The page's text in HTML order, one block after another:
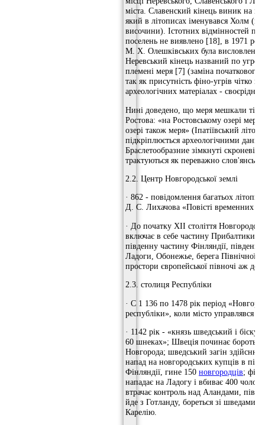
міста. Славенский кінець виник на
який в літописах іменувався Холм
височини). Істотних відмінностей по
поселень не виявлено [18], в 1971
М. X. Олешківських була висловлена
Неревський кінець названий по угро-
племені меря [7] (заміна початкового
так як присутність фіно-угрів чітко
археологічних матеріалах -
Нині доведено, що меря мешкали
Ростова: «на Ростовському озері
озері також меря» (Іпатіївський
підкріплюється археологічними
Браслетообразние зімкнуті скроневі
трактуються як переважно
2.2. Центр Новгородської землі
· 862 - повідомлення багатьох
Д. С. Лихачова «Повісті временних
· До початку XII століття
включає в себе частину Прибалтики,
південну частину Фінляндії,
Ладоги, Обонежье, берега Північної
простори європейської півночі аж до
2.3. столиця Республіки
· C 1 136 по 1478 рік період
республіки», коли місто управлявся
· 1142 рік - «князь шведський і
60 шнеках»; Швеція починає
Новгорода; шведський загін здійснює
напад на новгородських купців в
Фінляндії, гине 150 новгородців;
нападає на Ладогу і вбиває 400
втрачає контроль над Аландами,
йде з Готланду, бореться зі шведами
Карелію.